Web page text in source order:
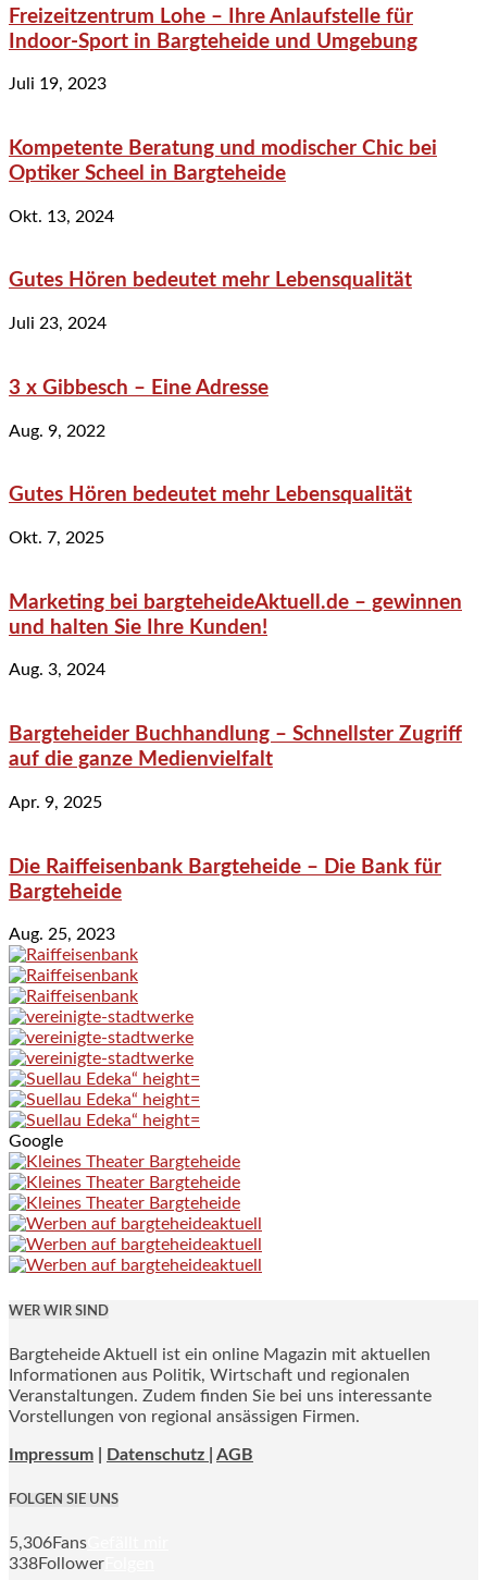
Freizeitzentrum Lohe – Ihre Anlaufstelle für
Indoor-Sport in Bargteheide und Umgebung
Juli 19, 2023
Kompetente Beratung und modischer Chic bei
Optiker Scheel in Bargteheide
Okt. 13, 2024
Gutes Hören bedeutet mehr Lebensqualität
Juli 23, 2024
3 x Gibbesch – Eine Adresse
Aug. 9, 2022
Gutes Hören bedeutet mehr Lebensqualität
Okt. 7, 2025
Marketing bei bargteheideAktuell.de – gewinnen
und halten Sie Ihre Kunden!
Aug. 3, 2024
Bargteheider Buchhandlung – Schnellster Zugriff
auf die ganze Medienvielfalt
Apr. 9, 2025
Die Raiffeisenbank Bargteheide – Die Bank für
Bargteheide
Aug. 25, 2023
Google
WER WIR SIND
Bargteheide Aktuell ist ein online Magazin mit aktuellen
Informationen aus Politik, Wirtschaft und regionalen
Veranstaltungen. Zudem finden Sie bei uns interessante
Vorstellungen von regional ansässigen Firmen.
Impressum Datenschutz | AGB
FOLGEN SIE UNS
5,306Fans
338Follower